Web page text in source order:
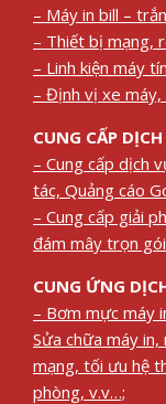
– Máy in bill –
– Thiết bị mạng,
– Linh kiện máy
– Định vị xe
CUNG CẤP
– Cung cấp dịch
tác, Quảng cáo
– Cung cấp giải
đám mây trọn
CUNG ỨNG
– Bơm mực máy
Sửa chữa máy
mạng, tối ưu hệ
phòng, v.v…;